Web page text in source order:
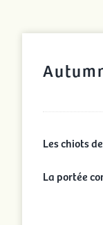
Les chiots de
La portée